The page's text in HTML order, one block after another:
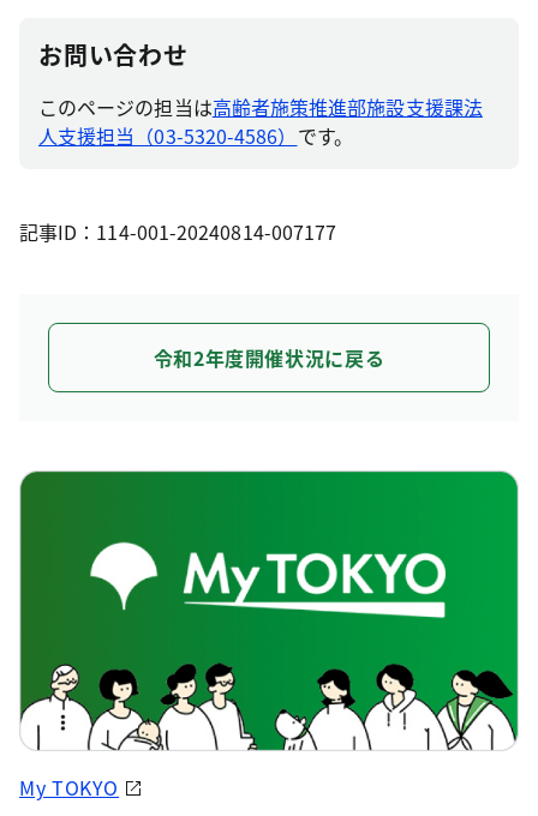
お問い合わせ
このページの担当は高齢者施策推進部施設支援課法
人支援担当（03-5320-4586） です。
記事ID：114-001-20240814-007177
令和2年度開催状況に戻る
My TOKYO